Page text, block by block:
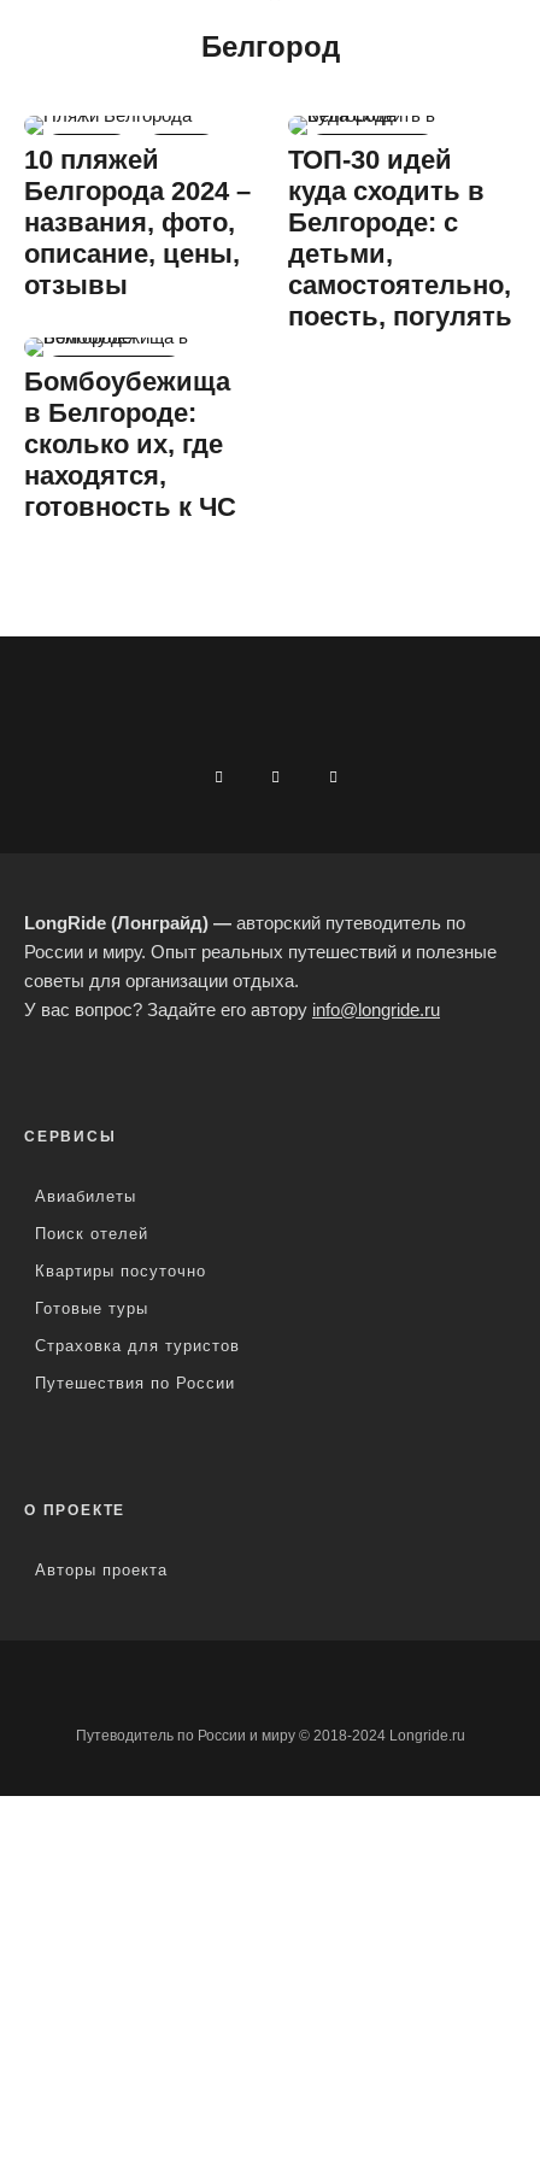
Белгород
Пляжное Россия
10 пляжей
Белгорода 2024 –
названия, фото,
описание, цены,
отзывы
Познавательное
Россия
1
Бомбоубежища
в Белгороде:
сколько их, где
находятся,
готовность к ЧС
Архитектурное
Гастрономическое
Детское
Культурное
Россия
ТОП-30 идей
куда сходить в
Белгороде: с
детьми,
самостоятельно,
поесть, погулять
LongRide (Лонграйд) — авторский путеводитель по
России и миру. Опыт реальных путешествий и полезные
советы для организации отдыха.
У вас вопрос? Задайте его автору info@longride.ru
СЕРВИСЫ
Авиабилеты
Поиск отелей
Квартиры посуточно
Готовые туры
Страховка для туристов
Путешествия по России
О ПРОЕКТЕ
Авторы проекта
Путеводитель по России и миру © 2018-2024 Longride.ru